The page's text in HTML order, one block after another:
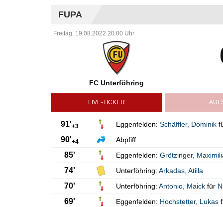
FUPA
Freitag, 19.08.2022 20:00 Uhr
FC Unterföhring
LIVE-TICKER
91'+3 Eggenfelden: Schäffler, Dominik
90'+4 Abpfiff
85' Eggenfelden: Grötzinger,
74' Unterföhring: Arkadas Atilla
70' Unterföhring: Antonio Maick für
69' Eggenfelden: Hochstetter, Lukas